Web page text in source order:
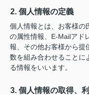
2. 個人情報の定義
個人情報とは、お客様の
の属性情報、E-Mailアド
報、その他お客様から提
数を組み合わせることに
る情報をいいます。
3. 個人情報の取得、